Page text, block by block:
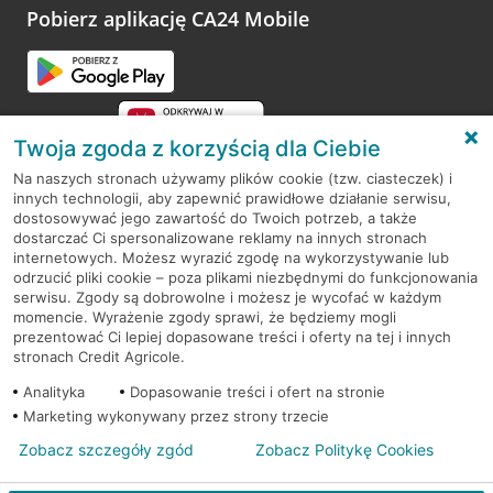
opinie.
Pobierz aplikację CA24 Mobile
RODO
Regulamin serwisu
Mapa serwisu
PolitykaCookies
© 2026 Credit Agricole Bank Polska S.A. Wszelkie prawa zastrzeżone
Twoja zgoda z korzyścią dla Ciebie
Na naszych stronach używamy plików cookie (tzw. ciasteczek) i
innych technologii, aby zapewnić prawidłowe działanie serwisu,
dostosowywać jego zawartość do Twoich potrzeb, a także
dostarczać Ci spersonalizowane reklamy na innych stronach
internetowych. Możesz wyrazić zgodę na wykorzystywanie lub
odrzucić pliki cookie – poza plikami niezbędnymi do funkcjonowania
serwisu. Zgody są dobrowolne i możesz je wycofać w każdym
momencie. Wyrażenie zgody sprawi, że będziemy mogli
prezentować Ci lepiej dopasowane treści i oferty na tej i innych
stronach Credit Agricole.
Analityka
Dopasowanie treści i ofert na stronie
Marketing wykonywany przez strony trzecie
Zobacz szczegóły zgód Zobacz Politykę Cookies